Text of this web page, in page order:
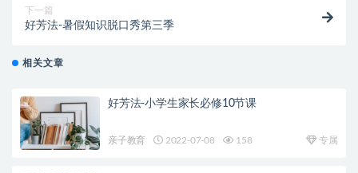
下一篇
好芳法-暑假知识脱口秀第三季
相关文章
好芳法-小学生家长必修10节课
亲子教育 2022-07-08 158 专属